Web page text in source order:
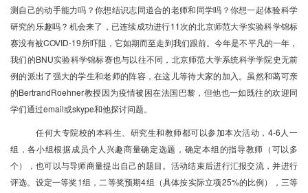
测自己的动手能力吗？你想结识志同道合的老师和同学吗？你想一起体验科学
研究的乐趣吗？机会来了，已连续成功进行11次的北京师范大学实验科学锦标
赛没有被COVID-19所吓阻，它如期而至走到我们跟前。今年是不平凡的一年，
我们的BNU实验科学锦标赛也与以往不同，北京师范大学系统科学学院史无前
例的派出了强大的学生和老师的阵容，在这儿等待大家的加入。虽然和蔼可亲
的BertrandRoehner教授因为疫情被困在法国巴黎，但他也一如既往的欢迎同
学们通过email或skype和他探讨问题。
任何大专院校的本科生、研究生和教师都可以参加本次活动，4-6人一
组，各小组根据成员个人兴趣商量确定选题，确定本组的指导教师（可以多
个），也可以与导师商量提出自己的题目。活动结束后进行汇报交流，并进行
评选。设定一等奖1组，二等奖预期4组（具体按实际立项25%的比例），三等